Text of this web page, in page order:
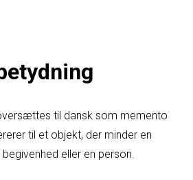
til dansk som memento
til et objekt, der minder en
eller en person.